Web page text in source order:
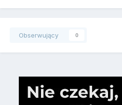
Obserwujący 0